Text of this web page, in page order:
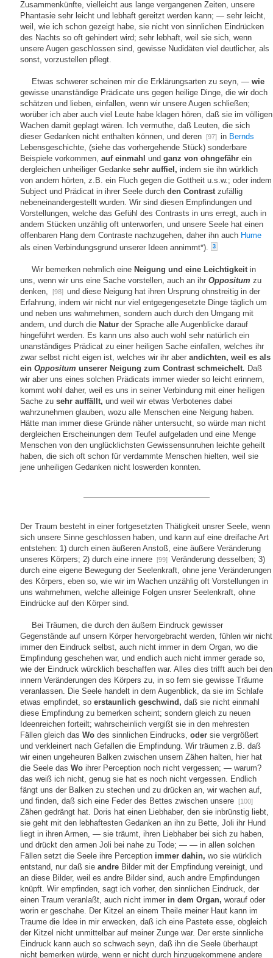
Zusammenkünfte, vielleicht aus lange vergangenen Zeiten, unsere
Phantasie sehr leicht und lebhaft gereitzt werden kann; — sehr leicht,
weil, wie ich schon gezeigt habe, sie nicht von sinnlichen Eindrücken
des Nachts so oft gehindert wird; sehr lebhaft, weil sie sich, wenn
unsere Augen geschlossen sind, gewisse Nudidäten viel deutlicher, als
sonst, vorzustellen pflegt.
Etwas schwerer scheinen mir die Erklärungsarten zu seyn, —wie
gewisse unanständige Prädicate uns gegen heilige Dinge, die wir doch
schätzen und lieben, einfallen, wenn wir unsere Augen schließen;
worüber ich aber auch viel Leute habe klagen hören, daß sie im völligen
Wachen damit geplagt wären. Ich vermuthe, daß Leuten, die sich
dieser Gedanken nicht enthalten können, und deren
[97] in Bernds
Lebensgeschichte, (siehe das vorhergehende Stück) sonderbare
Beispiele vorkommen, auf einmahl und ganz von ohngefähr ein
dergleichen unheiliger Gedanke sehr auffiel, indem sie ihn würklich
von andern hörten, z.B. ein Fluch gegen die Gottheit u.s.w.; oder indem
Subject und Prädicat in ihrer Seele durch den Contrastzufällig
nebeneinandergestellt wurden. Wir sind diesen Empfindungen und
Vorstellungen, welche das Gefühl des Contrasts in uns erregt, auch in
andern Stücken unzählig oft unterworfen, und unsere Seele hat einen
offenbaren Hang dem Contraste nachzugehen, daher ihn auch Hume
als einen Verbindungsgrund unserer Ideen annimmt*).
3
Wir bemerken nehmlich eine Neigung und eine Leichtigkeitin
uns, wenn wir uns eine Sache vorstellen, auch an ihr Oppositum zu
denken,
[98] und diese Neigung hat ihren Ursprung ohnstreitig in der
Erfahrung, indem wir nicht nur viel entgegengesetzte Dinge täglich um
und neben uns wahrnehmen, sondern auch durch den Umgang mit
andern, und durch die Natur der Sprache alle Augenblicke darauf
hingeführt werden. Es kann uns also auch wohl sehr natürlich ein
unanständiges Prädicat zu einer heiligen Sache einfallen, welches ihr
zwar selbst nicht eigen ist, welches wir ihr aber andichten, weil es als
ein Oppositum unserer Neigung zum Contrast schmeichelt. Daß
wir aber uns eines solchen Prädicats immer wieder so leicht erinnern,
kommt wohl daher, weil es uns in seiner Verbindung mit einer heiligen
Sache zu sehr auffällt, und weil wir etwas Verbotenes dabei
wahrzunehmen glauben, wozu alle Menschen eine Neigung haben.
Hätte man immer diese Gründe näher untersucht, so würde man nicht
dergleichen Erscheinungen dem Teufel aufgeladen und eine Menge
Menschen von den unglücklichsten Gewissensunruhen leichte geheilt
haben, die sich oft schon für verdammte Menschen hielten, weil sie
jene unheiligen Gedanken nicht loswerden konnten.
Der Traum besteht in einer fortgesetzten Thätigkeit unsrer Seele, wenn
sich unsere Sinne geschlossen haben, und kann auf eine dreifache Art
entstehen: 1) durch einen äußeren Anstoß, eine äußere Veränderung
unseres Körpers; 2) durch eine innere
[99] Veränderung desselben; 3)
durch eine eigene Bewegung der Seelenkraft, ohne jene Veränderungen
des Körpers, eben so, wie wir im Wachen unzählig oft Vorstellungen in
uns wahrnehmen, welche alleinige Folgen unsrer Seelenkraft, ohne
Eindrücke auf den Körper sind.
Bei Träumen, die durch den äußern Eindruck gewisser
Gegenstände auf unsern Körper hervorgebracht werden, fühlen wir nicht
immer den Eindruck selbst, auch nicht immer in dem Organ, wo die
Empfindung geschehen war, und endlich auch nicht immer gerade so,
wie der Eindruck würcklich beschaffen war. Alles dies trifft auch bei den
innern Veränderungen des Körpers zu, in so fern sie gewisse Träume
veranlassen. Die Seele handelt in dem Augenblick, da sie im Schlafe
etwas empfindet, so erstaunlich geschwind, daß sie nicht einmahl
diese Empfindung zu bemerken scheint; sondern gleich zu neuen
Ideenreichen forteilt; wahrscheinlich vergißt sie in den mehresten
Fällen gleich das Wo des sinnlichen Eindrucks, oder sie vergrößert
und verkleinert nach Gefallen die Empfindung. Wir träumen z.B. daß
wir einen ungeheuren Balken zwischen unsern Zähen halten, hier hat
die Seele das Wo ihrer Perception noch nicht vergessen; — warum?
das weiß ich nicht, genug sie hat es noch nicht vergessen. Endlich
fängt uns der Balken zu stechen und zu drücken an, wir wachen auf,
und finden, daß sich eine Feder des Bettes zwischen unsere
[100]
Zähen gedrängt hat. Doris hat einen Liebhaber, den sie inbrünstig liebt,
sie geht mit den lebhaftesten Gedanken an ihn zu Bette, Joli ihr Hund
liegt in ihren Armen, — sie träumt, ihren Liebhaber bei sich zu haben,
und drückt den armen Joli bei nahe zu Tode; — — in allen solchen
Fällen setzt die Seele ihre Perception immer dahin, wo sie würklich
entstand, nur daß sie andre Bilder mit der Empfindung vereinigt, und
an diese Bilder, weil es andre Bilder sind, auch andre Empfindungen
knüpft. Wir empfinden, sagt ich vorher, den sinnlichen Eindruck, der
einen Traum veranlaßt, auch nicht immer in dem Organ, worauf oder
worin er geschahe. Der Kitzel an einem Theile meiner Haut kann im
Traume die Idee in mir erwecken, daß ich eine Pastete esse, obgleich
der Kitzel nicht unmittelbar auf meiner Zunge war. Der erste sinnliche
Eindruck kann auch so schwach seyn, daß ihn die Seele überhaupt
nicht bemerken würde, wenn er nicht durch hinzugekommene andere